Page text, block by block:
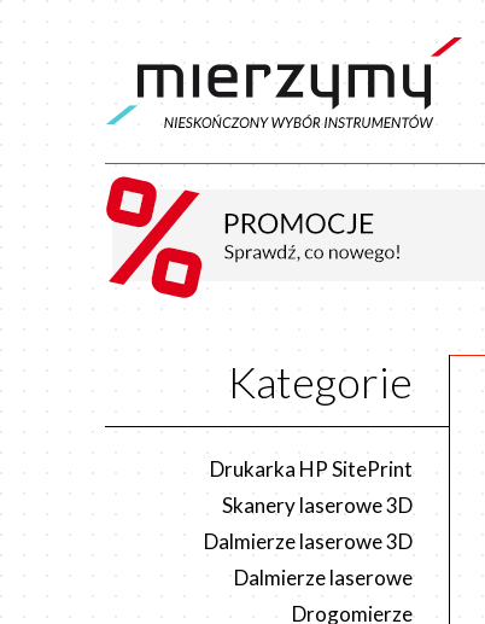
Kategorie
Drukarka HP SitePrint
Skanery laserowe 3D
Dalmierze laserowe 3D
Dalmierze laserowe
Drogomierze